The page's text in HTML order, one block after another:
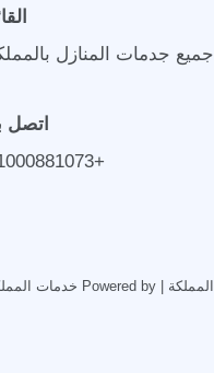
جميع جدمات المنازل
اتصل
+01000881073